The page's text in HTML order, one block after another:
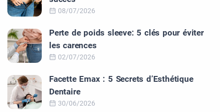
08/07/2026
Perte de poids sleeve: 5 clés pour éviter
les carences
02/07/2026
Facette Emax : 5 Secrets d’Esthétique
Dentaire
30/06/2026